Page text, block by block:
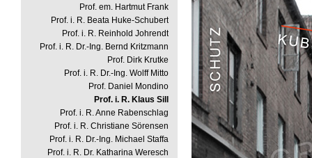
Prof. em. Hartmut Frank
Prof. i. R. Beata Huke-Schubert
Prof. i. R. Reinhold Johrendt
Prof. i. R. Dr.-Ing. Bernd Kritzmann
Prof. Dirk Krutke
Prof. i. R. Dr.-Ing. Wolff Mitto
Prof. Daniel Mondino
Prof. i. R. Klaus Sill
Prof. i. R. Anne Rabenschlag
Prof. i. R. Christiane Sörensen
Prof. i. R. Dr.-Ing. Michael Staffa
Prof. i. R. Dr. Katharina Weresch